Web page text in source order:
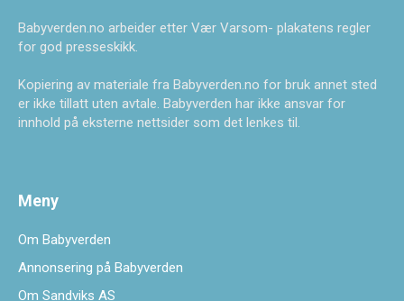
Babyverden.no arbeider etter Vær Varsom- plakatens regler
for god presseskikk.
Kopiering av materiale fra Babyverden.no for bruk annet sted
er ikke tillatt uten avtale. Babyverden har ikke ansvar for
innhold på eksterne nettsider som det lenkes til.
Meny
Om Babyverden
Annonsering på Babyverden
Om Sandviks AS